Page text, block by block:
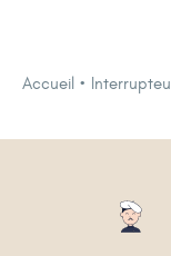
Accueil